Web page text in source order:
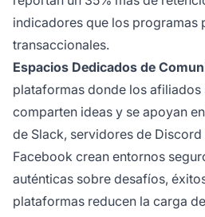
indicadores que los programas
transaccionales.
Espacios Dedicados de
plataformas donde los afiliados
comparten ideas y se apoyan
de Slack, servidores de
Facebook crean entornos
auténticas sobre desafíos,
plataformas reducen la carga